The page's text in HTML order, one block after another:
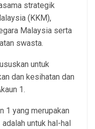
strategik
(KKM),
Malaysia serta
swasta.
untuk
dan kesihatan dan
1.
1 yang merupakan
untuk hal-hal